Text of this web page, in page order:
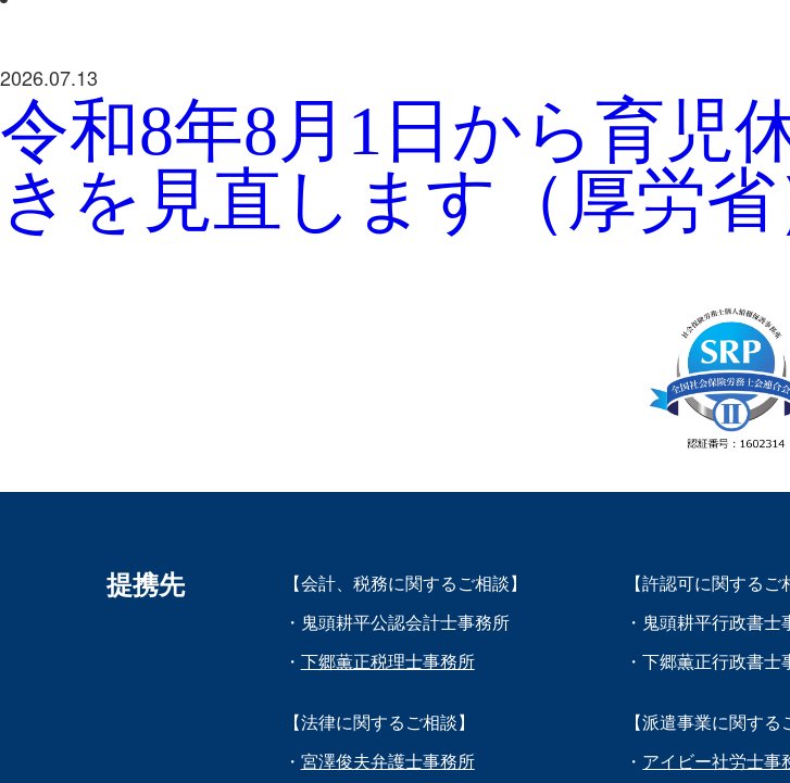
2026.07.13
令和8年8月1日から育児
きを見直します（厚労省
提携先
【会計、税務に関するご相談】
・鬼頭耕平公認会計士事務所
・ 下郷薫正税理士事務所
【法律に関するご相談】
・ 宮澤俊夫弁護士事務所
【許認可に関するご
・鬼頭耕平行政書士
・下郷薫正行政書士
【派遣事業に関する
・ アイビー社労士事